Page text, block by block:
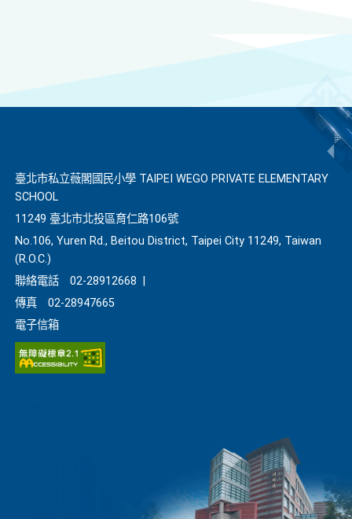
臺北市私立薇閣國民小學 TAIPEI WEGO PRIVATE ELEMENTARY
SCHOOL
11249 臺北市北投區育仁路106號
No.106, Yuren Rd., Beitou District, Taipei City 11249, Taiwan
(R.O.C.)
聯絡電話
02-28912668
傳真
02-28947665
電子信箱